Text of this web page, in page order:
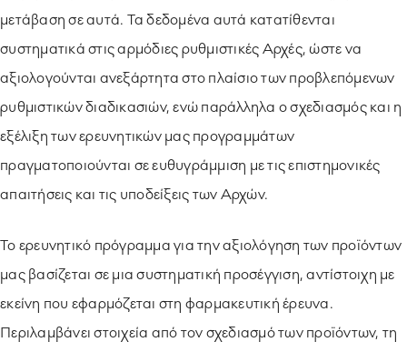
μετάβαση σε αυτά. Τα δεδομένα αυτά κατατίθενται
συστηματικά στις αρμόδιες ρυθμιστικές Αρχές, ώστε να
αξιολογούνται ανεξάρτητα στο πλαίσιο των προβλεπόμενων
ρυθμιστικών διαδικασιών, ενώ παράλληλα ο σχεδιασμός και η
εξέλιξη των ερευνητικών μας προγραμμάτων
πραγματοποιούνται σε ευθυγράμμιση με τις επιστημονικές
απαιτήσεις και τις υποδείξεις των Αρχών.
Το ερευνητικό πρόγραμμα για την αξιολόγηση των προϊόντων
μας βασίζεται σε μια συστηματική προσέγγιση, αντίστοιχη με
εκείνη που εφαρμόζεται στη φαρμακευτική έρευνα.
Περιλαμβάνει στοιχεία από τον σχεδιασμό των προϊόντων, τη